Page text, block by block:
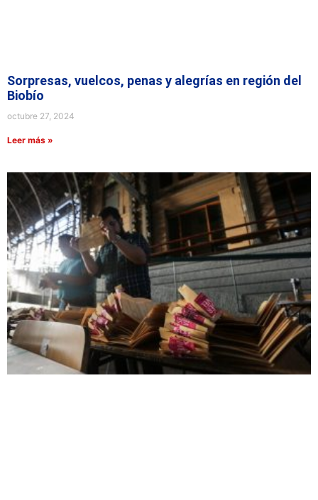
Sorpresas, vuelcos, penas y alegrías en región del
Biobío
octubre 27, 2024
Leer más »